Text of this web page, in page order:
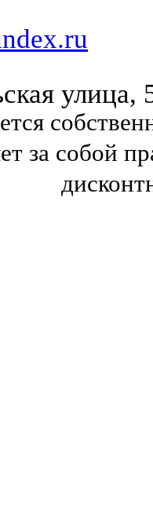
улица,
за собой